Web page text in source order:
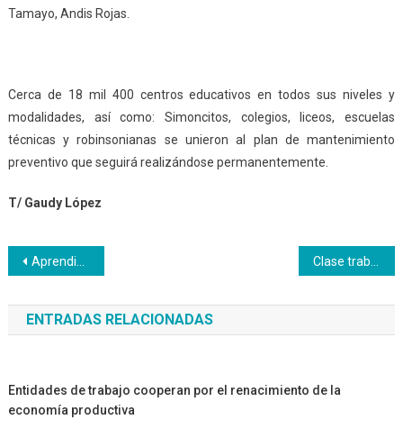
Tamayo, Andis Rojas.
Cerca de 18 mil 400 centros educativos en todos sus niveles y
modalidades, así como: Simoncitos, colegios, liceos, escuelas
técnicas y robinsonianas se unieron al plan de mantenimiento
preventivo que seguirá realizándose permanentemente.
T/ Gaudy López
Navegación
de
entradas
Aprendices Inces de Electromecánica en la Plantilla del Taller Central de Venezuela
ENTRADAS RELACIONADAS
Entidades de trabajo cooperan por el renacimiento de la
economía productiva